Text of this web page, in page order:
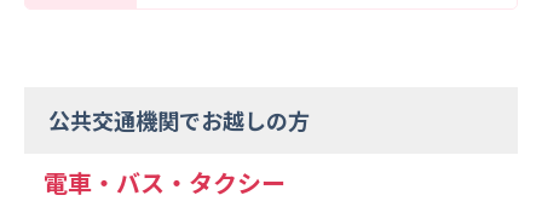
公共交通機関でお越しの方
電車・バス・タクシー